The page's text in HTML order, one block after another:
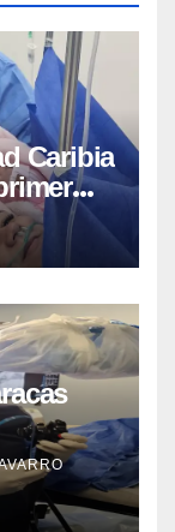
Caribia
para